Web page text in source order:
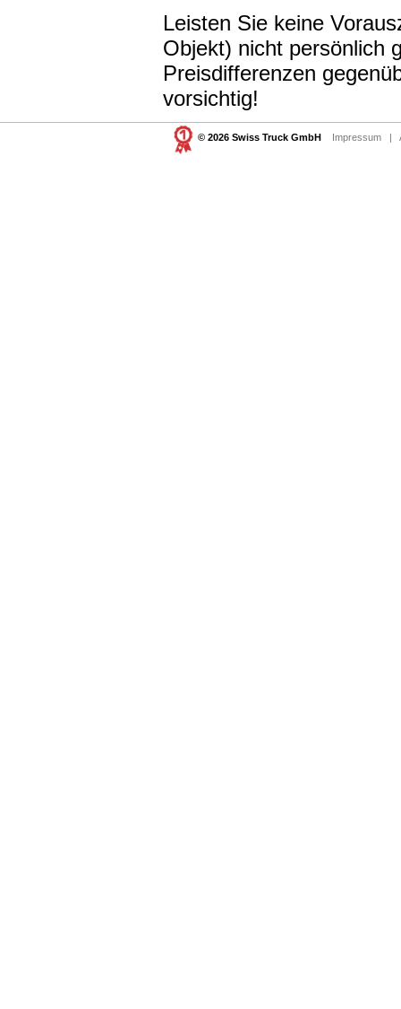
Leisten Sie keine
Objekt) nicht persönlich
Preisdifferenzen
vorsichtig!
© 2026 Swiss Truck GmbH Impressum |